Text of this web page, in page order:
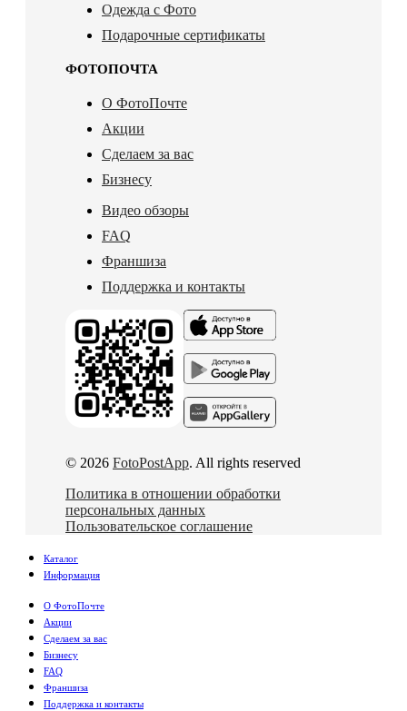
Одежда с Фото
Подарочные сертификаты
ФОТОПОЧТА
О ФотоПочте
Акции
Сделаем за вас
Бизнесу
Видео обзоры
FAQ
Франшиза
Поддержка и контакты
© 2026 FotoPostApp. All rights reserved
Политика в отношении обработки
персональных данных
Пользовательское соглашение
Каталог
Информация
О ФотоПочте
Акции
Сделаем за вас
Бизнесу
FAQ
Франшиза
Поддержка и контакты